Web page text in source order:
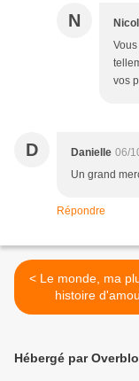
N
vos
D Danielle 06/
Un grand
Répondre
< Le monde, ma plus belle
histoire
Hébergé par